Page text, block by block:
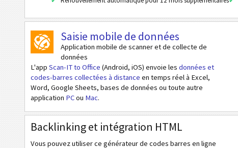
Saisie mobile de données
Application mobile de scanner et de collecte de
données
L'app Scan-IT to Office (Android, iOS) envoie les données et
codes-barres collectées à distance en temps réel à Excel,
Word, Google Sheets, bases de données ou toute autre
application PCou Mac.
Backlinking et intégration HTML
Vous pouvez utiliser ce générateur de codes barres en ligne